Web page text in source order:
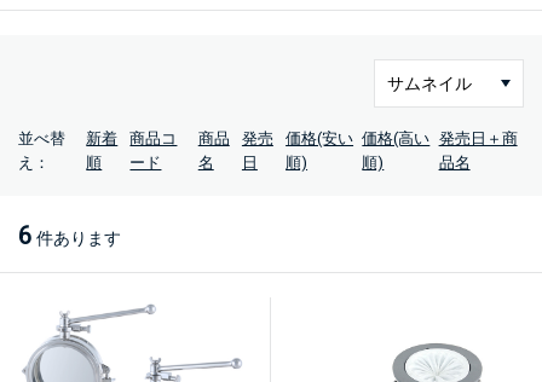
並べ替
え：
新着
順
商品コ
ード
商品
名
発売
日
価格(安い
順)
価格(高い
順)
発売日＋商
品名
6 件あります